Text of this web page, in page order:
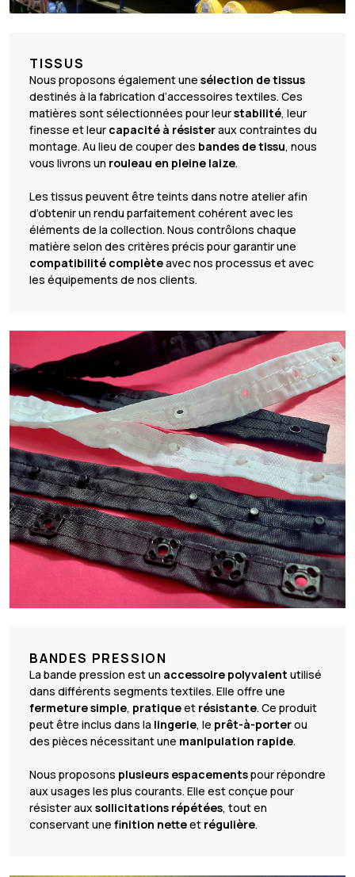
TISSUS
Nous proposons également une sélection de tissus
destinés à la fabrication d’accessoires textiles. Ces
matières sont sélectionnées pour leurstabilité, leur
finesse et leur capacité à résisteraux contraintes du
montage. Au lieu de couper des bandes de tissu, nous
vous livrons un rouleau en pleine laize.
Les tissus peuvent être teints dans notre atelier afin
d’obtenir un rendu parfaitement cohérent avec les
éléments de la collection. Nous contrôlons chaque
matière selon des critères précis pour garantir une
compatibilité complèteavec nos processus et avec
les équipements de nos clients.
BANDES PRESSION
La bande pression est un accessoire polyvalent utilisé
dans différents segments textiles. Elle offre une
fermeture simple, pratiqueet résistante. Ce produit
peut être inclus dans la lingerie, le prêt-à-porterou
des pièces nécessitant une manipulation rapide.
Nous proposons plusieurs espacementspour répondre
aux usages les plus courants. Elle est conçue pour
résister aux sollicitations répétées, tout en
conservant une finition netteet régulière.